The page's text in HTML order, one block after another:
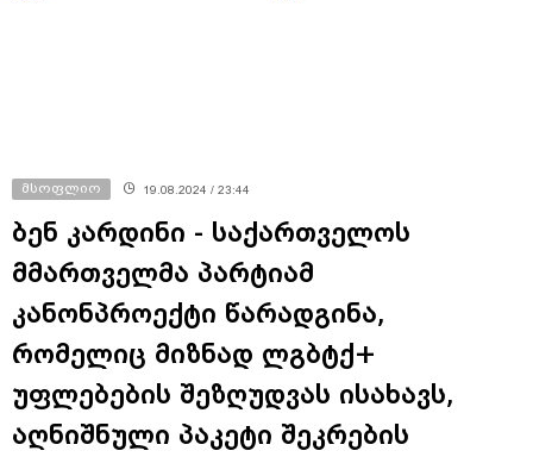
მსოფლიო 19.08.2024 / 23:44
ბენ კარდინი - საქართველოს
მმართველმა პარტიამ
კანონპროექტი წარადგინა,
რომელიც მიზნად ლგბტქ+
უფლებების შეზღუდვას ისახავს,
აღნიშნული პაკეტი შეკრების